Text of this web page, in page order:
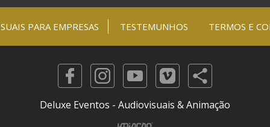
PARA EMPRESAS TESTEMUNHOS TERMOS E
Deluxe Eventos - Audiovisuais & Animação